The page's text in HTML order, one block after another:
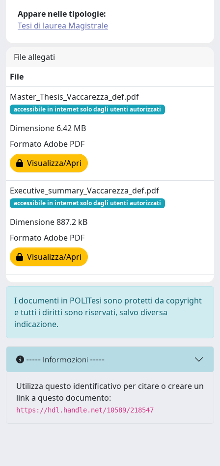
Appare nelle tipologie:
Tesi di laurea Magistrale
File allegati
File
Master_Thesis_Vaccarezza_def.pdf
accessibile in internet solo dagli utenti autorizzati
Dimensione 6.42 MB
Formato Adobe PDF
Visualizza/Apri
Executive_summary_Vaccarezza_def.pdf
accessibile in internet solo dagli utenti autorizzati
Dimensione 887.2 kB
Formato Adobe PDF
Visualizza/Apri
I documenti in POLITesi sono protetti da copyright
e tutti i diritti sono riservati, salvo diversa
indicazione.
----- Informazioni -----
Utilizza questo identificativo per citare o creare un
link a questo documento:
https://hdl.handle.net/10589/218547